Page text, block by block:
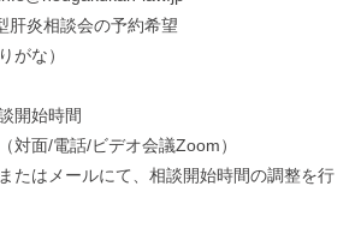
炎相談会の予約希望
がな）
始時間
/電話/ビデオ会議Zoom）
たはメールにて、相談開始時間の調整を行